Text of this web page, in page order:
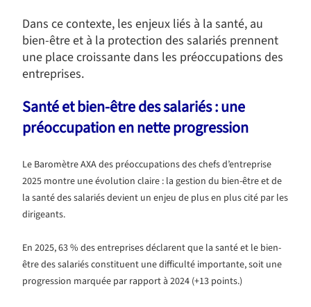
Dans ce contexte, les enjeux liés à la santé, au
bien-être et à la protection des salariés prennent
une place croissante dans les préoccupations des
entreprises.
Santé et bien-être des salariés : une
préoccupation en nette progression
Le Baromètre AXA des préoccupations des chefs d’entreprise
2025 montre une évolution claire : la gestion du bien-être et de
la santé des salariés devient un enjeu de plus en plus cité par les
dirigeants.
En 2025, 63 % des entreprises déclarent que la santé et le bien-
être des salariés constituent une difficulté importante, soit une
progression marquée par rapport à 2024 (+13 points.)